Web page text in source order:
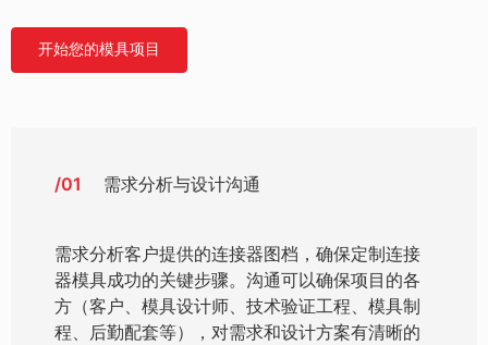
开始您的模具项目
/01 需求分析与设计沟通
需求分析客户提供的连接器图档，确保定制连接
器模具成功的关键步骤。沟通可以确保项目的各
方（客户、模具设计师、技术验证工程、模具制
程、后勤配套等），对需求和设计方案有清晰的